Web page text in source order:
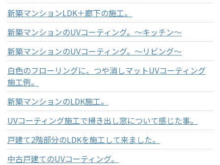
新築マンションLDK＋廊下の施工。
新築マンションのUVコーティング。～キッチン～
新築マンションのUVコーティング。～リビング～
白色のフローリングに、つや消しマットUVコーティング
施工例。
新築マンションのLDK施工。
UVコーティング施工で掃き出し窓について感じた事。
戸建て2階部分のLDKを施工して来ました。
中古戸建てのUVコーティング。